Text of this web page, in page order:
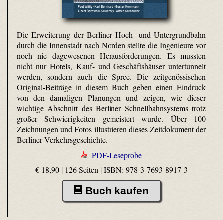
Die Erweiterung der Berliner Hoch- und Untergrundbahn
durch die Innenstadt nach Norden stellte die Ingenieure vor
noch nie dagewesenen Herausforderungen. Es mussten
nicht nur Hotels, Kauf- und Geschäftshäuser untertunnelt
werden, sondern auch die Spree. Die zeitgenössischen
Original-Beiträge in diesem Buch geben einen Eindruck
von den damaligen Planungen und zeigen, wie dieser
wichtige Abschnitt des Berliner Schnellbahnsystems trotz
großer Schwierigkeiten gemeistert wurde. Über 100
Zeichnungen und Fotos illustrieren dieses Zeitdokument der
Berliner Verkehrsgeschichte.
PDF-Leseprobe
€ 18,90 | 126 Seiten |ISBN: 978-3-7693-8917-3
Buch kaufen